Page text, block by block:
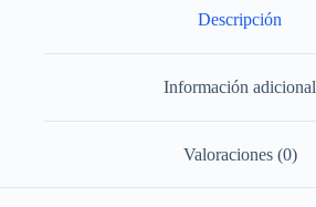
Descripción
Información adicional
Valoraciones (0)